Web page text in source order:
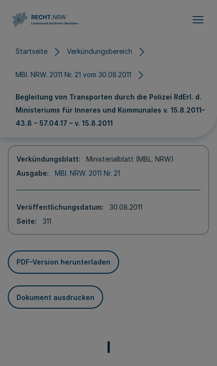
Startseite Verkündungsbereich
MBl. NRW. 2011 Nr. 21 vom 30.08.2011
Begleitung von Transporten durch die Polizei RdErl. d.
Ministeriums für Inneres und Kommunales v. 15.8.2011–
43.8 – 57.04.17 – v. 15.8.2011
Verkündungsblatt
Ministerialblatt (MBL. NRW)
Ausgabe
MBl. NRW. 2011 Nr. 21
Veröffentlichungsdatum
30.08.2011
Seite
311
PDF-Version herunterladen
Dokument ausdrucken
I